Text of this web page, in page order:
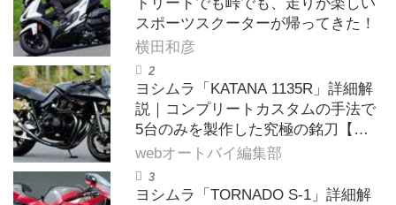
トリートでも峠でも、走りが楽しい
スポーツスクーターが帰ってきた！
横田和彦
ヨシムラ「KATANA 1135R」詳細解
説｜コンプリートカスタムの手法で
5台のみを製作した究極の銘刀【ヨ
シムラ伝】
webオートバイ編集部
ヨシムラ「TORNADO S-1」詳細解